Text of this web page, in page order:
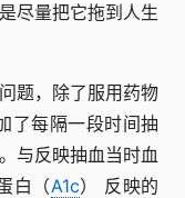
尽量把它拖到人生
题，除了服用药物
了每隔一段时间抽
与反映抽血当时血
白（A1c） 反映的